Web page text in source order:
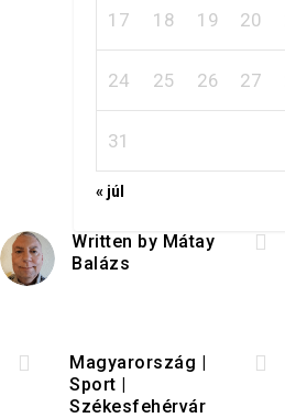
17 18 19 20
24 25 26 27
31
« júl
Written by Mátay
Balázs

 Magyarország |
Sport |
Székesfehérvár
